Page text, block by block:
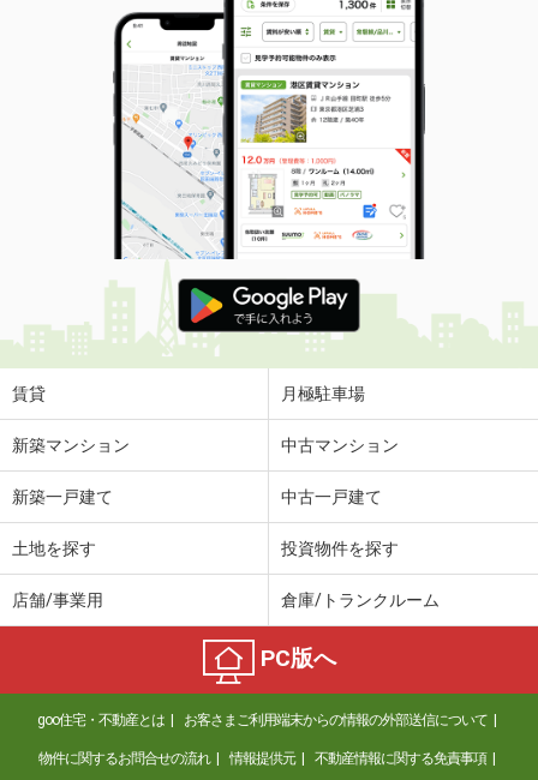
賃貸 月極駐車場
新築マンション 中古マンション
新築一戸建て 中古一戸建て
土地を探す 投資物件を探す
店舗/事業用 倉庫/トランクルーム
PC版へ
goo住宅・不動産とは お客さまご利用端末からの情報の外部送信について
物件に関するお問合せの流れ 情報提供元 不動産情報に関する免責事項